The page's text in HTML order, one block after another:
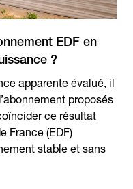
EDF en
?
apparente évalué, il
proposés
ce résultat
France (EDF)
stable et sans